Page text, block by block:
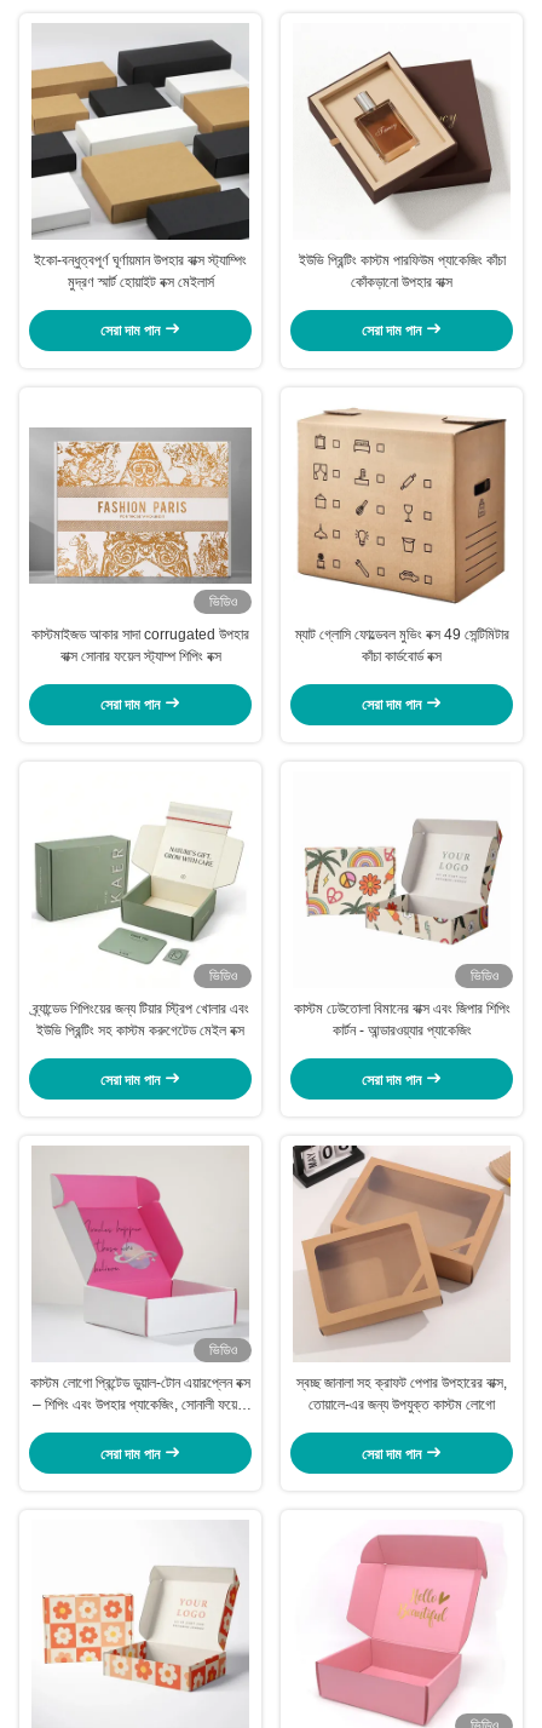
ইকো-বন্ধুত্বপূর্ণ ঘূর্ণায়মান উপহার বাক্স স্ট্যাম্পিং
মুদ্রণ স্মার্ট হোয়াইট বক্স মেইলার্স
সেরা দাম পান
ইউভি প্রিন্টিং কাস্টম পারফিউম প্যাকেজিং কাঁচা
কোঁকড়ানো উপহার বাক্স
সেরা দাম পান
ভিডিও
কাস্টমাইজড আকার সাদা corrugated উপহার
বাক্স সোনার ফয়েল স্ট্যাম্প শিপিং বক্স
সেরা দাম পান
ম্যাট গ্লোসি ফোল্ডেবল মুভিং বক্স 49 সেন্টিমিটার
কাঁচা কার্ডবোর্ড বক্স
সেরা দাম পান
ভিডিও
ব্র্যান্ডেড শিপিংয়ের জন্য টিয়ার স্ট্রিপ খোলার এবং
ইউভি প্রিন্টিং সহ কাস্টম করুগেটেড মেইল বক্স
সেরা দাম পান
ভিডিও
কাস্টম ঢেউতোলা বিমানের বাক্স এবং জিপার শিপিং
কার্টন - আন্ডারওয়্যার প্যাকেজিং
সেরা দাম পান
ভিডিও
কাস্টম লোগো প্রিন্টেড ডুয়াল-টোন এয়ারপ্লেন বক্স
– শিপিং এবং উপহার প্যাকেজিং, সোনালী ফয়েল/
সেরা দাম পান
স্বচ্ছ জানালা সহ ক্রাফট পেপার উপহারের বাক্স,
তোয়ালে-এর জন্য উপযুক্ত কাস্টম লোগো
সেরা দাম পান